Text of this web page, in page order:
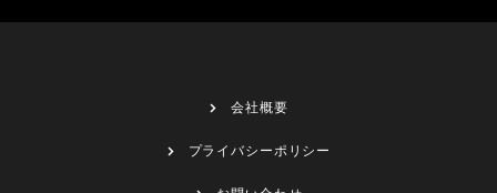
会社概要
プライバシーポリシー